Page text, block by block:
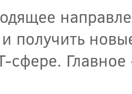
получить
сфере.